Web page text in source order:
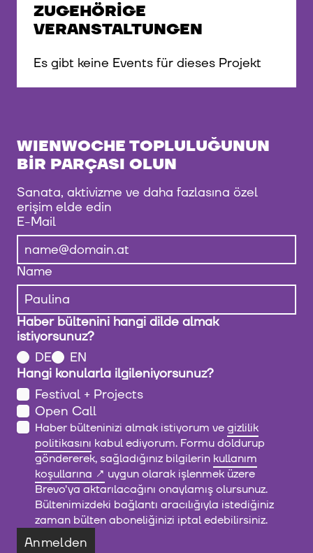
ZUGEHÖRIGE
VERANSTALTUNGEN
Es gibt keine Events für dieses Projekt
WIENWOCHE TOPLULUĞUNUN
BIR PARÇASI OLUN
Sanata, aktivizme ve daha fazlasına özel
erişim elde edin
E-Mail
Name
Haber bültenini hangi dilde almak
istiyorsunuz?
DE
EN
Hangi konularla ilgileniyorsunuz?
Festival + Projects
Open Call
Haber bülteninizi almak istiyorum vegizlilik
politikasını kabul ediyorum. Formu doldurup
göndererek, sağladığınız bilgilerin kullanım
koşullarına
uygun olarak işlenmek üzere
Brevo'ya aktarılacağını onaylamış olursunuz.
Bültenimizdeki bağlantı aracılığıyla istediğiniz
zaman bülten aboneliğinizi iptal edebilirsiniz.
Anmelden